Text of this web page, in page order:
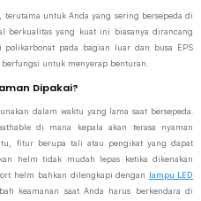
terutama untuk Anda yang sering bersepeda di
berkualitas yang kuat ini biasanya dirancang
pada bagian luar dan busa EPS
untuk menyerap benturan.
Dipakai?
dalam waktu yang lama saat bersepeda.
di mana kepala akan terasa nyaman
fitur berupa tali atau pengikat yang dapat
helm tidak mudah lepas ketika dikenakan
helm bahkan dilengkapi dengan lampu LED
keamanan saat Anda harus berkendara di